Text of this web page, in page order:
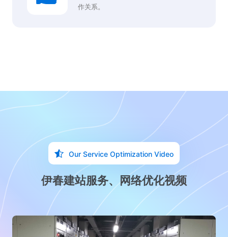
作关系。
Our Service Optimization Video
伊春建站服务、网络优化视频